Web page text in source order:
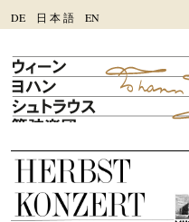
DE 日 本語 EN